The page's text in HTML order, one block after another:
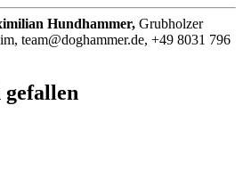
Hundhammer, Grubholzer
team@doghammer.de, +49 8031 796